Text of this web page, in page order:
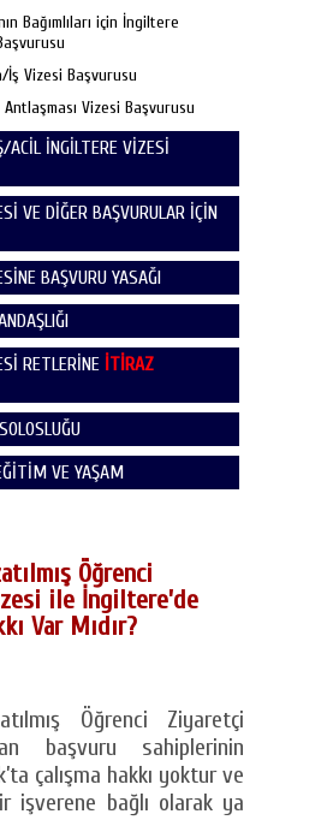
Bağımlıları için İngiltere
İş Vizesi Başvurusu
Vizesi Başvurusu
ACİL İNGİLTERE VİZESİ
VE DİĞER BAŞVURULAR İÇİN
BAŞVURU YASAĞI
RETLERİNE İTİRAZ
VE YAŞAM
Öğrenci
ile İngiltere’de
Var Mıdır?
Öğrenci Ziyaretçi
başvuru sahiplerinin
çalışma hakkı yoktur ve
işverene bağlı olarak ya